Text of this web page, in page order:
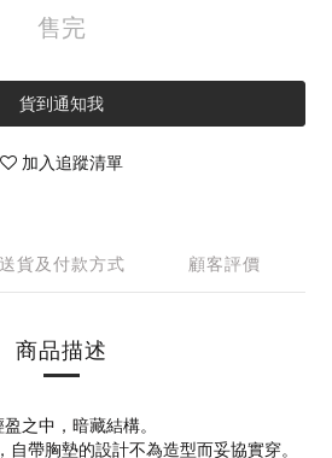
售完
貨到通知我
加入追蹤清單
送貨及付款方式 顧客評價
商品描述
盈之中，暗藏結構。
帶胸墊的設計不為造型而妥協實穿。